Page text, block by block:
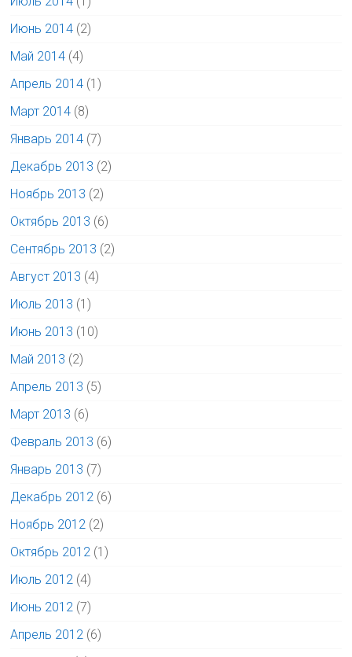
Июнь 2014 (2)
Май 2014 (4)
Апрель 2014 (1)
Март 2014 (8)
Январь 2014 (7)
Декабрь 2013 (2)
Ноябрь 2013 (2)
Октябрь 2013 (6)
Сентябрь 2013 (2)
Август 2013 (4)
Июль 2013 (1)
Июнь 2013 (10)
Май 2013 (2)
Апрель 2013 (5)
Март 2013 (6)
Февраль 2013 (6)
Январь 2013 (7)
Декабрь 2012 (6)
Ноябрь 2012 (2)
Октябрь 2012 (1)
Июль 2012 (4)
Июнь 2012 (7)
Апрель 2012 (6)